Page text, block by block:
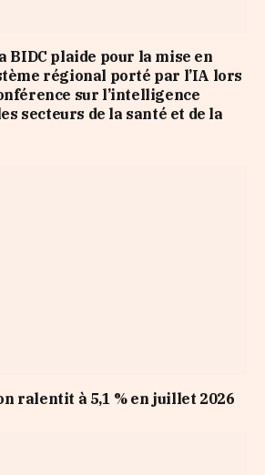
BIDC plaide pour la mise en
régional porté par l’IA lors
sur l’intelligence
secteurs de la santé et de la
ralentit à 5,1 % en juillet 2026